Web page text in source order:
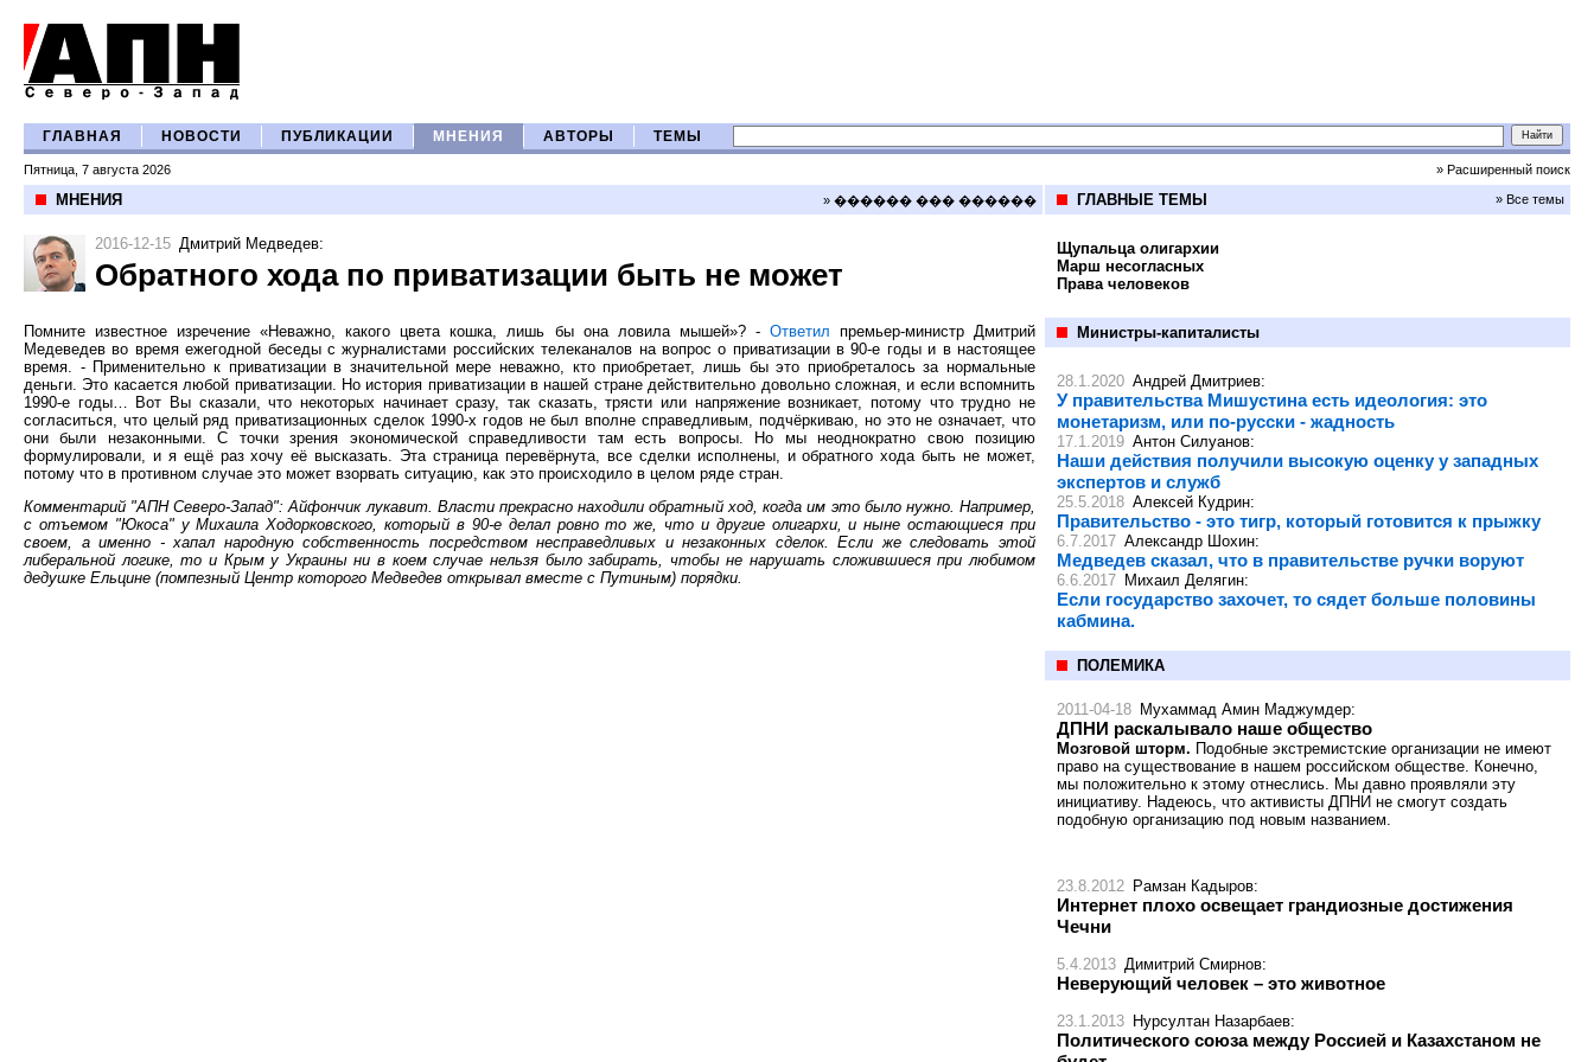
ГЛАВНАЯ НОВОСТИ ПУБЛИКАЦИИ МНЕНИЯ АВТОРЫ ТЕМЫ
Пятница, 7 августа 2026 » Расширенный поиск
МНЕНИЯ » ������ ��� ������
2016-12-15 Дмитрий Медведев:
Обратного хода по приватизации быть не может
Помните известное изречение «Неважно, какого цвета кошка, лишь бы она ловила мышей»? - Ответил премьер-министр Дмитрий
Медеведев во время ежегодной беседы с журналистами российских телеканалов на вопрос о приватизации в 90-е годы и в настоящее
время. - Применительно к приватизации в значительной мере неважно, кто приобретает, лишь бы это приобреталось за нормальные
деньги. Это касается любой приватизации. Но история приватизации в нашей стране действительно довольно сложная, и если вспомнить
1990-е годы… Вот Вы сказали, что некоторых начинает сразу, так сказать, трясти или напряжение возникает, потому что трудно не
согласиться, что целый ряд приватизационных сделок 1990-х годов не был вполне справедливым, подчёркиваю, но это не означает, что
они были незаконными. С точки зрения экономической справедливости там есть вопросы. Но мы неоднократно свою позицию
формулировали, и я ещё раз хочу её высказать. Эта страница перевёрнута, все сделки исполнены, и обратного хода быть не может,
потому что в противном случае это может взорвать ситуацию, как это происходило в целом ряде стран.
Комментарий "АПН Северо-Запад": Айфончик лукавит. Власти прекрасно находили обратный ход, когда им это было нужно. Например,
с отъемом "Юкоса" у Михаила Ходорковского, который в 90-е делал ровно то же, что и другие олигархи, и ныне остающиеся при
своем, а именно - хапал народную собственность посредством несправедливых и незаконных сделок. Если же следовать этой
либеральной логике, то и Крым у Украины ни в коем случае нельзя было забирать, чтобы не нарушать сложившиеся при любимом
дедушке Ельцине (помпезный Центр которого Медведев открывал вместе с Путиным) порядки.
ГЛАВНЫЕ ТЕМЫ » Все темы
Щупальца олигархии
Марш несогласных
Права человеков
Министры-капиталисты
28.1.2020 Андрей Дмитриев:
У правительства Мишустина есть идеология: это
монетаризм, или по-русски - жадность
17.1.2019 Антон Силуанов:
Наши действия получили высокую оценку у западных
экспертов и служб
25.5.2018 Алексей Кудрин:
Правительство - это тигр, который готовится к прыжку
6.7.2017 Александр Шохин:
Медведев сказал, что в правительстве ручки воруют
6.6.2017 Михаил Делягин:
Если государство захочет, то сядет больше половины
кабмина.
ПОЛЕМИКА
2011-04-18 Мухаммад Амин Маджумдер:
ДПНИ раскалывало наше общество
Мозговой шторм. Подобные экстремистские организации не имеют
право на существование в нашем российском обществе. Конечно,
мы положительно к этому отнеслись. Мы давно проявляли эту
инициативу. Надеюсь, что активисты ДПНИ не смогут создать
подобную организацию под новым названием.
23.8.2012 Рамзан Кадыров:
Интернет плохо освещает грандиозные достижения
Чечни
5.4.2013 Димитрий Смирнов:
Неверующий человек – это животное
23.1.2013 Нурсултан Назарбаев:
Политического союза между Россией и Казахстаном не